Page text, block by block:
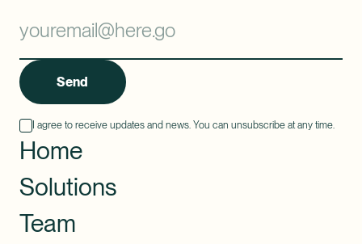
Send
I agree to receive updates and news. You can unsubscribe at any time.
Home
Solutions
Team